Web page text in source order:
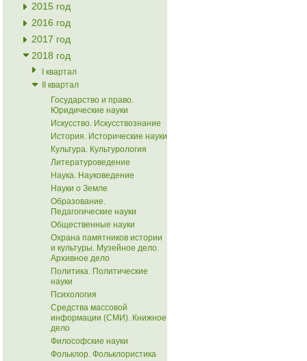
2015 год
2016 год
2017 год
2018 год
I квартал
II квартал
Государство и право.
Юридические науки
Искусство. Искусствознание
История. Исторические науки
Культура. Культурология
Литературоведение
Наука. Науковедение
Науки о Земле
Образование.
Педагогические науки
Общественные науки
Охрана памятников истории
и культуры. Музейное дело.
Архивное дело
Политика. Политические
науки
Психология
Средства массовой
информации (СМИ). Книжное
дело
Философские науки
Фольклор. Фольклористика